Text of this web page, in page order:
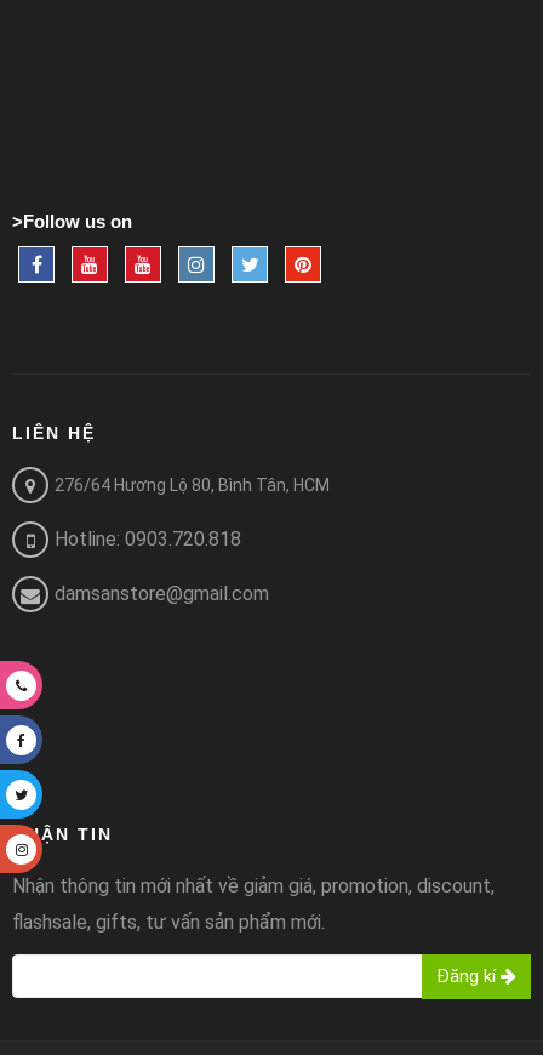
>Follow us on
LIÊN HỆ
276/64 Hương Lộ 80, Bình Tân, HCM
Hotline: 0903.720.818
damsanstore@gmail.com
NHẬN TIN
Nhận thông tin mới nhất về giảm giá, promotion, discount,
flashsale, gifts, tư vấn sản phẩm mới.
Đăng kí